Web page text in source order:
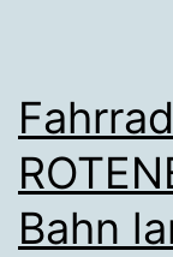
Bahn